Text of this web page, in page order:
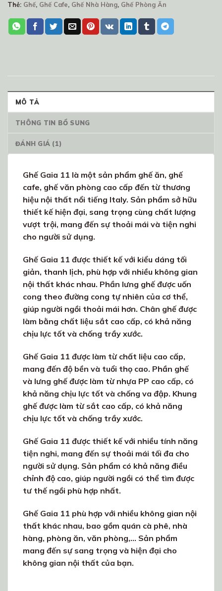
Thẻ: Ghế, Ghế Cafe, Ghế Nhà Hàng, Ghế Phòng Ăn
MÔ TẢ
THÔNG TIN BỔ SUNG
ĐÁNH GIÁ (1)
Ghế Gaia 11 là một sản phẩm ghế ăn, ghế
cafe, ghế văn phòng cao cấp đến từ thương
hiệu nội thất nổi tiếng Italy. Sản phẩm sở hữu
thiết kế hiện đại, sang trọng cùng chất lượng
vượt trội, mang đến sự thoải mái và tiện nghi
cho người sử dụng.
Ghế Gaia 11 được thiết kế với kiểu dáng tối
giản, thanh lịch, phù hợp với nhiều không gian
nội thất khác nhau. Phần lưng ghế được uốn
cong theo đường cong tự nhiên của cơ thể,
giúp người ngồi thoải mái hơn. Chân ghế được
làm bằng chất liệu sắt cao cấp, có khả năng
chịu lực tốt và chống trầy xước.
Ghế Gaia 11 được làm từ chất liệu cao cấp,
mang đến độ bền và tuổi thọ cao. Phần ghế
và lưng ghế được làm từ nhựa PP cao cấp, có
khả năng chịu lực tốt và chống va đập. Khung
ghế được làm từ sắt cao cấp, có khả năng
chịu lực tốt và chống trầy xước.
Ghế Gaia 11 được thiết kế với nhiều tính năng
tiện nghi, mang đến sự thoải mái tối đa cho
người sử dụng. Sản phẩm có khả năng điều
chỉnh độ cao, giúp người ngồi có thể tìm được
tư thế ngồi phù hợp nhất.
Ghế Gaia 11 phù hợp với nhiều không gian nội
thất khác nhau, bao gồm quán cà phê, nhà
hàng, phòng ăn, văn phòng,… Sản phẩm
mang đến sự sang trọng và hiện đại cho
không gian nội thất của bạn.